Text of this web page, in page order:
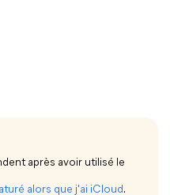
après avoir utilisé le
alors que j'ai iCloud.